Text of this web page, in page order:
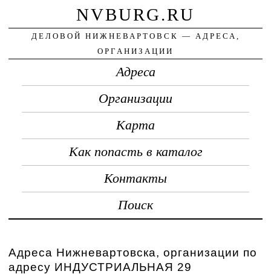
NVBURG.RU
ДЕЛОВОЙ НИЖНЕВАРТОВСК — АДРЕСА,
ОРГАНИЗАЦИИ
Адреса
Организации
Карта
Как попасть в каталог
Контакты
Поиск
Адреса Нижневартовска, организации по
адресу ИНДУСТРИАЛЬНАЯ 29